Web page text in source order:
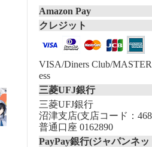
Amazon Pay
クレジット
VISA/Diners Club/
ess
三菱UFJ銀行
三菱UFJ銀行
沼津支店(支店コード：
普通口座 0162890
PayPay銀行(ジャパンネ